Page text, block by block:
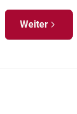
Weiter